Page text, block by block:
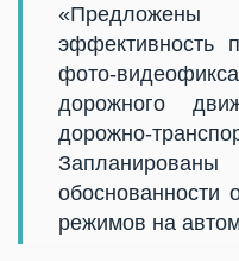
эффективность
фото-
дорожного
дорожно-
обоснованности
режимов на